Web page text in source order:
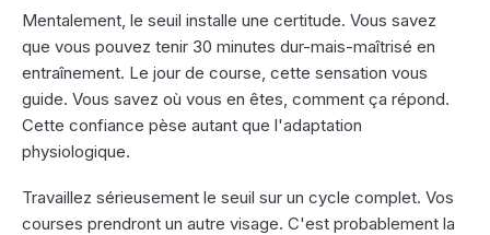
Mentalement, le seuil installe une certitude. Vous savez
que vous pouvez tenir 30 minutes dur-mais-maîtrisé en
entraînement. Le jour de course, cette sensation vous
guide. Vous savez où vous en êtes, comment ça répond.
Cette confiance pèse autant que l'adaptation
physiologique.
Travaillez sérieusement le seuil sur un cycle complet. Vos
courses prendront un autre visage. C'est probablement la